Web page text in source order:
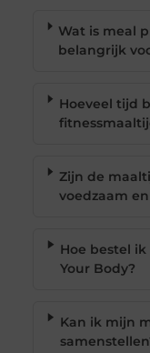
Wat is meal
belangrijk
Hoeveel tijd
Zijn de
voedzaam
Hoe bestel
Your Body?
Kan ik mijn